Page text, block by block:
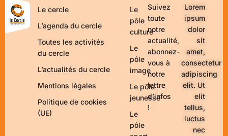
Le cercle
L’agenda du cercle
Toutes les activités
du cercle
L’actualités du cercle
Mentions légales
Politique de cookies
(UE)
Le
pôle
culture
Le
pôle
image
Le pôle
jeunesse
Le
pôle
Suivez
toute
notre
actualité,
abonnez-
vous à
notre
lettre
d’infos
!
Lorem
ipsum
dolor
sit
amet,
consectetur
adipiscing
elit. Ut
elit
tellus,
luctus
nec